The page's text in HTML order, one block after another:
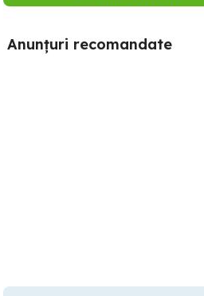
Anunțuri recomandate